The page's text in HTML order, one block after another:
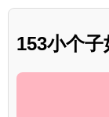
153小个子